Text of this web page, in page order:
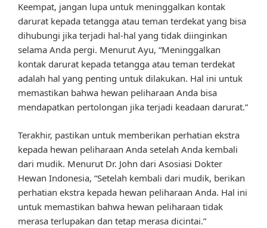
Keempat, jangan lupa untuk meninggalkan kontak
darurat kepada tetangga atau teman terdekat yang bisa
dihubungi jika terjadi hal-hal yang tidak diinginkan
selama Anda pergi. Menurut Ayu, “Meninggalkan
kontak darurat kepada tetangga atau teman terdekat
adalah hal yang penting untuk dilakukan. Hal ini untuk
memastikan bahwa hewan peliharaan Anda bisa
mendapatkan pertolongan jika terjadi keadaan darurat.”
Terakhir, pastikan untuk memberikan perhatian ekstra
kepada hewan peliharaan Anda setelah Anda kembali
dari mudik. Menurut Dr. John dari Asosiasi Dokter
Hewan Indonesia, “Setelah kembali dari mudik, berikan
perhatian ekstra kepada hewan peliharaan Anda. Hal ini
untuk memastikan bahwa hewan peliharaan tidak
merasa terlupakan dan tetap merasa dicintai.”